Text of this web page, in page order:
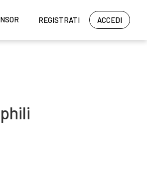
REGISTRATI ACCEDI